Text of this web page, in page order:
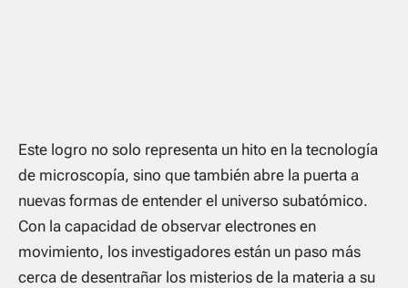
Este logro no solo representa un hito en la tecnología
de microscopía, sino que también abre la puerta a
nuevas formas de entender el universo subatómico.
Con la capacidad de observar electrones en
movimiento, los investigadores están un paso más
cerca de desentrañar los misterios de la materia a su